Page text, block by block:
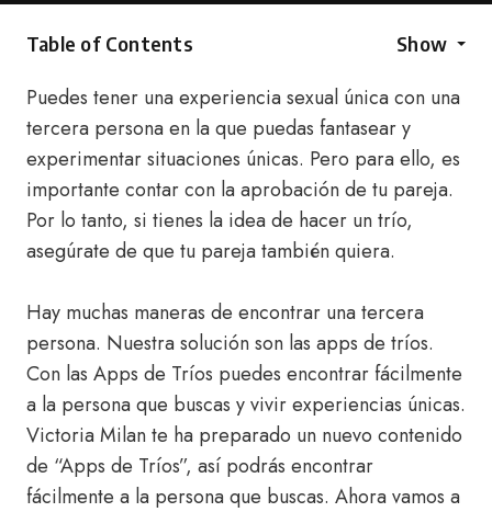
Table of Contents Show
Puedes tener una experiencia sexual única con una
tercera persona en la que puedas fantasear y
experimentar situaciones únicas. Pero para ello, es
importante contar con la aprobación de tu pareja.
Por lo tanto, si tienes la idea de hacer un trío,
asegúrate de que tu pareja también quiera.
Hay muchas maneras de encontrar una tercera
persona. Nuestra solución son las apps de tríos.
Con las Apps de Tríos puedes encontrar fácilmente
a la persona que buscas y vivir experiencias únicas.
Victoria Milan te ha preparado un nuevo contenido
de “Apps de Tríos”, así podrás encontrar
fácilmente a la persona que buscas. Ahora vamos a